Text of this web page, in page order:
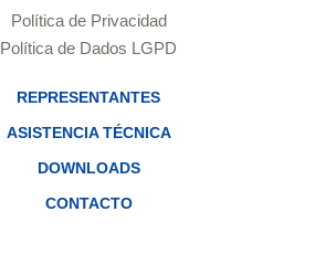
Política de Privacidad
Política de Dados LGPD
REPRESENTANTES
ASISTENCIA TÉCNICA
DOWNLOADS
CONTACTO